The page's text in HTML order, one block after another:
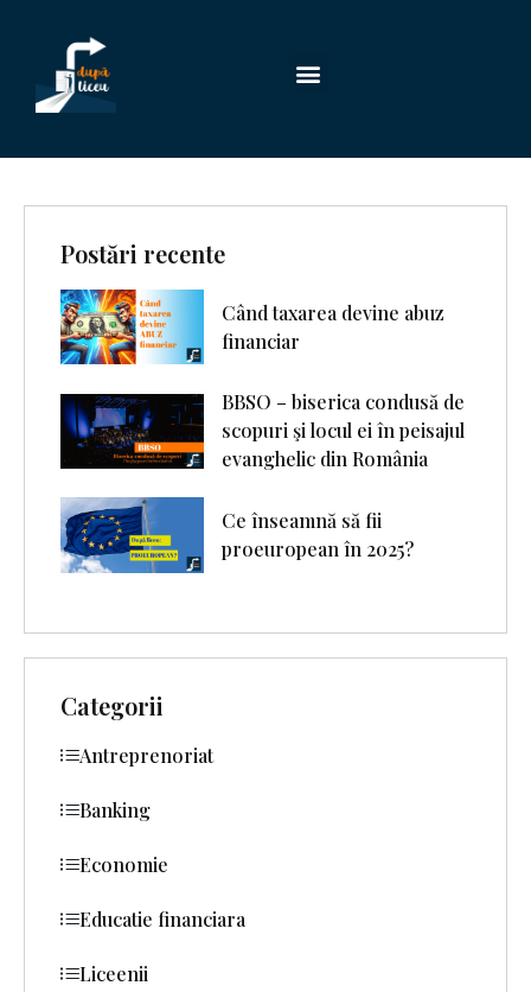
Postări recente
Când taxarea devine abuz
financiar
BBSO – biserica condusă de
scopuri şi locul ei în peisajul
evanghelic din România
Ce înseamnă să fii
proeuropean în 2025?
Categorii
Antreprenoriat
Banking
Economie
Educatie financiara
Liceenii